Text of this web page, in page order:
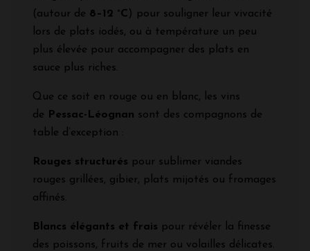
(autour de 8–12 °C) pour souligner leur vivacité
lors de plats iodés, ou à température un peu
plus élevée pour accompagner des plats en
sauce plus riches.
Que ce soit en rouge ou en blanc, les vins
de
Pessac-Léognan sont des compagnons de
table d’exception :
Rouges structurés pour sublimer viandes
rouges grillées, gibier, plats mijotés ou fromages
affinés.
Blancs élégants et frais pour révéler la finesse
des poissons, fruits de mer ou volailles délicates.